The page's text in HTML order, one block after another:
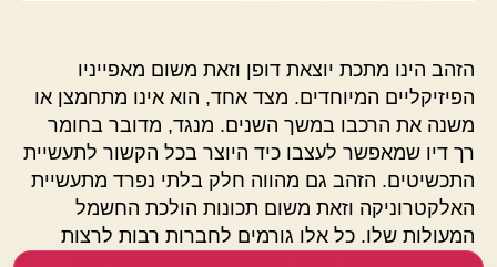
הזהב הינו מתכת יוצאת דופן וזאת משום מאפייניו
הפיזיקליים המיוחדים. מצד אחד, הוא אינו מתחמצן או
משנה את הרכבו במשך השנים. מנגד, מדובר בחומר
רך דיו שמאפשר לעצבו כיד היוצר בכל הקשור לתעשיית
התכשיטים. הזהב גם מהווה חלק בלתי נפרד מתעשיית
האלקטרוניקה וזאת משום תכונות הולכת החשמל
המעולות שלו. כל אלו גורמים לחברות רבות לרצות